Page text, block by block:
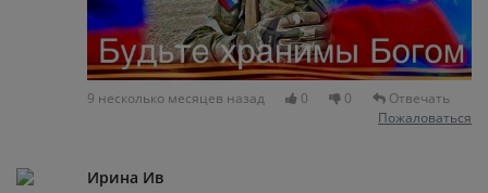
9 несколько месяцев назад 0 0
Отвечать
Пожаловаться
Ирина Ив